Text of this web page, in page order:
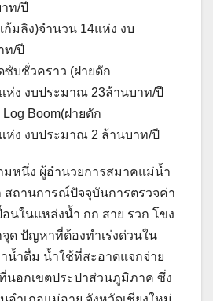
ท/ปี
มลิง)จำนวน 14แห่ง งบ
ท/ปี
ซับชั่วคราว (ฝายดัก
ห่ง งบประมาณ 23ล้านบาท/ปี
Boom(ฝายดัก
ห่ง งบประมาณ 2 ล้านบาท/ปี
หนึ่ง ผู้อำนวยการสมาคแม่น้ำ
สถานการณ์ปัจจุบันการตรวจค่า
นในแหล่งน้ำ กก สาย รวก โขง
ด ปัญหาที่ต้องทำเร่งด่วนใน
น้ำดื่ม น้ำใช้ที่สะอาดแจกจ่าย
นอกเขตประปาส่วนภูมิภาค ซึ่ง